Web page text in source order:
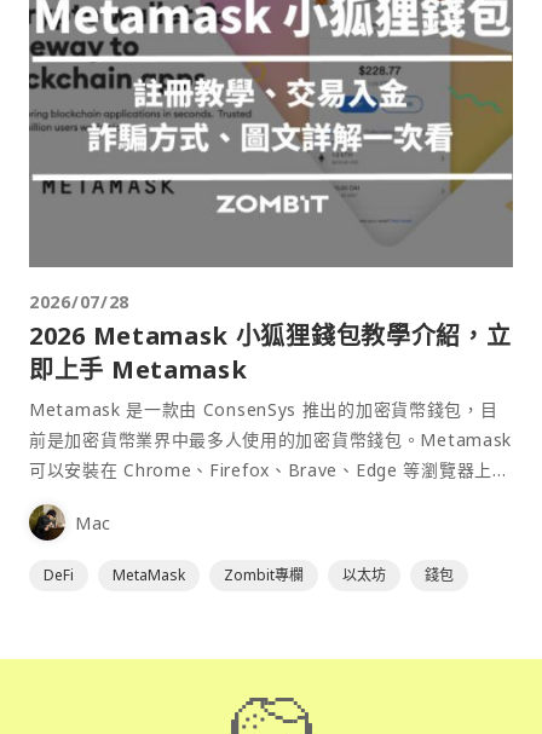
2026/07/28
2026 Metamask 小狐狸錢包教學介紹，立
即上手 Metamask
Metamask 是一款由 ConsenSys 推出的加密貨幣錢包，目
前是加密貨幣業界中最多人使用的加密貨幣錢包。Metamask
可以安裝在 Chrome、Firefox、Brave、Edge 等瀏覽器上作
為插件使用，具備許多功能且使用上非常方便。
Mac
DeFi MetaMask Zombit專欄 以太坊 錢包